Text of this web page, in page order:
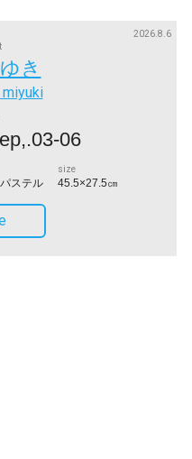
2026.8.6
き
miyuki
06
ステル
size
45.5×27.5㎝